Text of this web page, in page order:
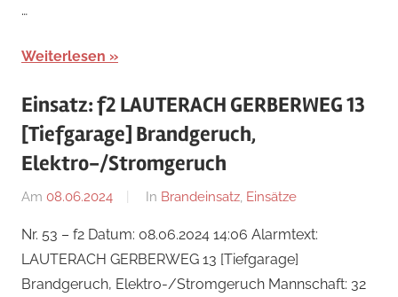
…
Weiterlesen
Einsatz: f2 LAUTERACH GERBERWEG 13
[Tiefgarage] Brandgeruch,
Elektro-/Stromgeruch
Am 08.06.2024
Von
Steiner
In Brandeinsatz Einsätze
Nr. 53 – f2 Datum: 08.06.2024 14:06 Alarmtext:
LAUTERACH GERBERWEG 13 [Tiefgarage]
Brandgeruch, Elektro-/Stromgeruch Mannschaft: 32